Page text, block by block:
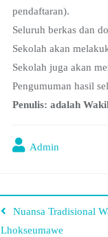
pendaftaran).
Seluruh berkas dan
Sekolah akan
Sekolah juga akan
Pengumuman hasil
Penulis: adalah
Admin
Nuansa Tradisional
Lhokseumawe